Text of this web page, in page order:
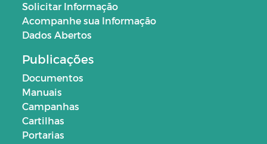
Solicitar Informação
Acompanhe sua Informação
Dados Abertos
Publicações
Documentos
Manuais
Campanhas
Cartilhas
Portarias